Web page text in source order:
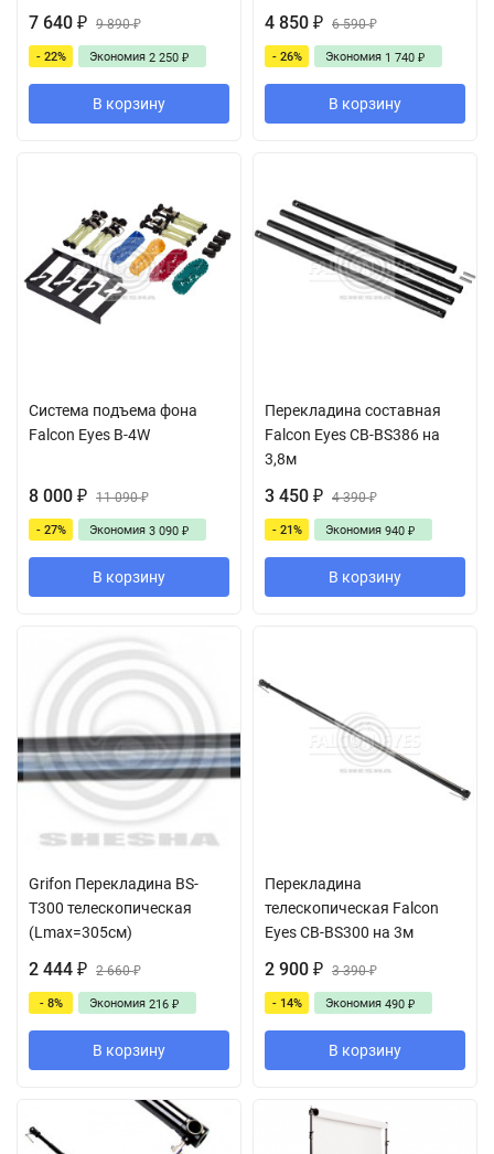
7 640 ₽ 9 890₽
- 22% Экономия 2 250 ₽
В корзину
4 850 ₽ 6 590₽
- 26% Экономия 1 740 ₽
В корзину
Система подъема фона
Falcon Eyes B-4W
8 000 ₽ 11 090₽
- 27% Экономия 3 090 ₽
В корзину
Перекладина составная
Falcon Eyes CB-BS386 на
3,8м
3 450 ₽ 4 390₽
- 21% Экономия 940 ₽
В корзину
Grifon Перекладина BS-
T300 телескопическая
(Lmax=305см)
2 444 ₽ 2 660₽
- 8% Экономия 216 ₽
В корзину
Перекладина
телескопическая Falcon
Eyes CB-BS300 на 3м
2 900 ₽ 3 390₽
- 14% Экономия 490 ₽
В корзину